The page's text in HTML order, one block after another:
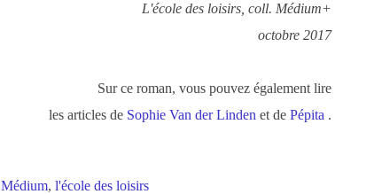
L'école des loisirs, coll. Médium+
octobre 2017
Sur ce roman, vous pouvez également lire
les articles de Sophie Van der Linden et de Pépita .
Médium, l'école des loisirs